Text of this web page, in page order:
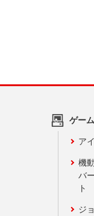
ゲー
ア
機
バ
ト
ジ